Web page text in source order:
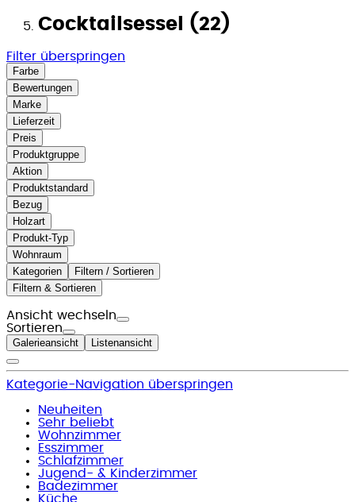
Cocktailsessel (22)
Filter überspringen
Farbe
Bewertungen
Marke
Lieferzeit
Preis
Produktgruppe
Aktion
Produktstandard
Bezug
Holzart
Produkt-Typ
Wohnraum
Kategorien
Filtern / Sortieren
Filtern & Sortieren
Ansicht wechseln
Sortieren
Galerieansicht Listenansicht
Kategorie-Navigation überspringen
Neuheiten
Sehr beliebt
Wohnzimmer
Esszimmer
Schlafzimmer
Jugend- & Kinderzimmer
Badezimmer
Küche